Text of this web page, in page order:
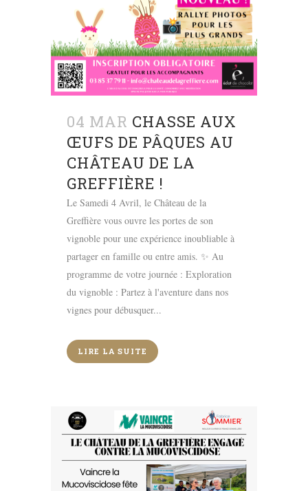
04 MAR CHASSE AUX
ŒUFS DE PÂQUES AU
CHÂTEAU DE LA
GREFFIÈRE !
Le Samedi 4 Avril, le Château de la
Greffière vous ouvre les portes de son
vignoble pour une expérience inoubliable à
partager en famille ou entre amis. ✨ Au
programme de votre journée : Exploration
du vignoble : Partez à l'aventure dans nos
vignes pour débusquer...
LIRE LA SUITE